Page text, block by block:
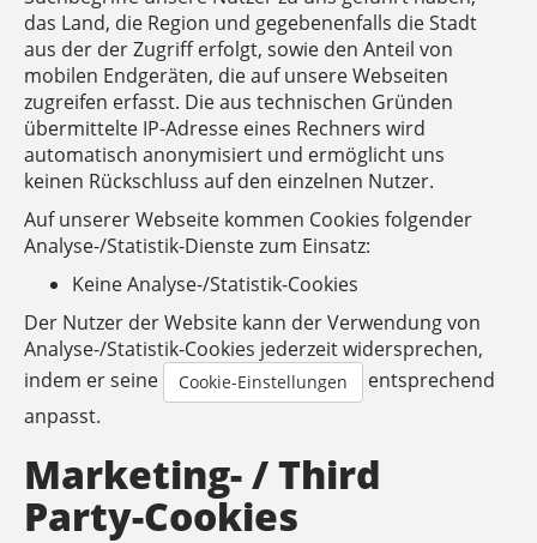
das Land, die Region und gegebenenfalls die Stadt
aus der der Zugriff erfolgt, sowie den Anteil von
mobilen Endgeräten, die auf unsere Webseiten
zugreifen erfasst. Die aus technischen Gründen
übermittelte IP-Adresse eines Rechners wird
automatisch anonymisiert und ermöglicht uns
keinen Rückschluss auf den einzelnen Nutzer.
Auf unserer Webseite kommen Cookies folgender
Analyse-/Statistik-Dienste zum Einsatz:
Keine Analyse-/Statistik-Cookies
Der Nutzer der Website kann der Verwendung von
Analyse-/Statistik-Cookies jederzeit widersprechen,
indem er seine
Cookie-Einstellungen
entsprechend
anpasst.
Marketing- / Third
Party-Cookies